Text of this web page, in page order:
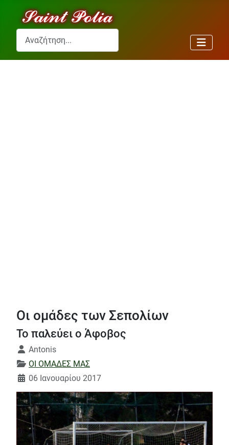
Αναζήτηση...
Οι ομάδες των Σεπολίων
Το παλεύει ο Άφοβος
Λεπτομέρειες
Antonis
ΟΙ ΟΜΑΔΕΣ ΜΑΣ
06 Ιανουαρίου 2017